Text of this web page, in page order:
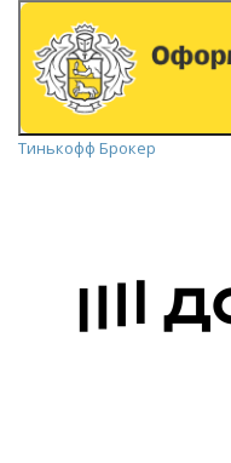
Тинькофф Брокер